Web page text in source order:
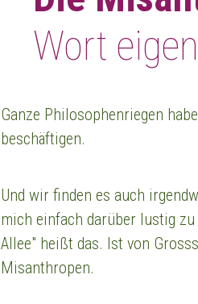
Wort
Ganze Philosophenriegen
beschäftigen.
Und wir finden es auch
mich einfach darüber lustig
Allee" heißt das. Ist von
Misanthropen.